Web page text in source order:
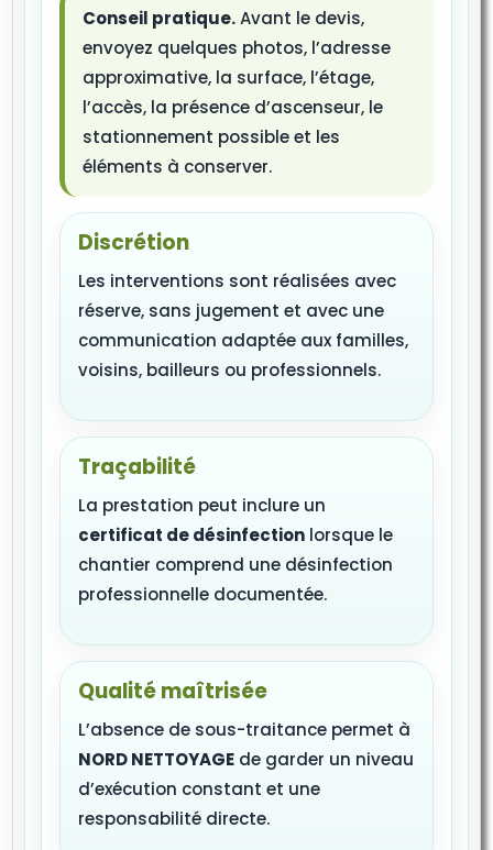
Conseil pratique.Avant le devis,
envoyez quelques photos, l’adresse
approximative, la surface, l’étage,
l’accès, la présence d’ascenseur, le
stationnement possible et les
éléments à conserver.
Discrétion
Les interventions sont réalisées avec
réserve, sans jugement et avec une
communication adaptée aux familles,
voisins, bailleurs ou professionnels.
Traçabilité
La prestation peut inclure un
certificat de désinfection lorsque le
chantier comprend une désinfection
professionnelle documentée.
Qualité maîtrisée
L’absence de sous-traitance permet à
NORD NETTOYAGE de garder un niveau
d’exécution constant et une
responsabilité directe.